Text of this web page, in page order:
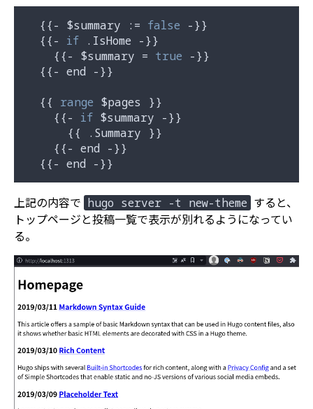
  {{- $summary :=
false -}}
  {{-
if .IsHome -}}
    {{- $summary =
true -}}
  {{- end -}}
  {{
range $pages }}
    {{-
if $summary -}}
      {{ .Summary }}
    {{- end -}}
上記の内容で hugo server -t new-theme すると、
トップページと投稿一覧で表示が別れるようになってい
る。